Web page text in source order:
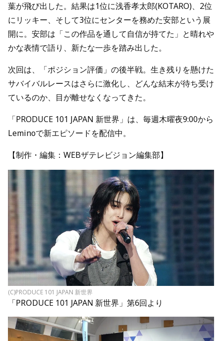
葉が飛び出した。結果は1位に浅香孝太郎(KOTARO)、2位
にリッキー、そして3位にセンターを務めた安部という展
開に。安部は「この作品を通して自信が持てた」と晴れや
かな表情で語り、新たな一歩を踏み出した。
次回は、「ポジション評価」の後半戦。生き残りを懸けた
サバイバルレースはさらに激化し、どんな結末が待ち受け
ているのか、目が離せなくなってきた。
「PRODUCE 101 JAPAN 新世界」は、毎週木曜夜9:00から
Leminoで新エピソードを配信中。
【制作・編集：WEBザテレビジョン編集部】
(C)PRODUCE 101 JAPAN 新世界
「PRODUCE 101 JAPAN 新世界」第6回より